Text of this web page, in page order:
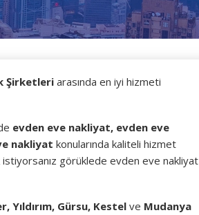
Şirketleriarasında en iyi hizmeti
evden eve nakliyat, evden eve
nakliyat konularında kaliteli hizmet
görüklede evden eve nakliyat
Yıldırım, Gürsu, Kestel ve Mudanya